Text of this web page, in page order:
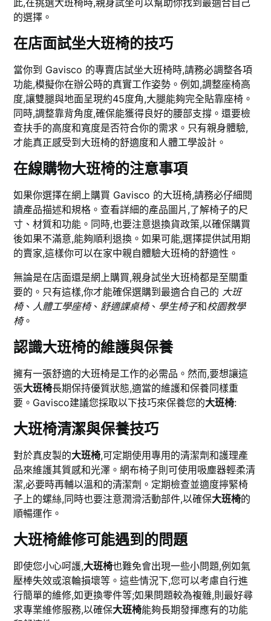
的選擇。
在店面試坐大班椅的技巧
當你到 Gavisco 的專賣店試坐大班椅時,請務必調整各項
功能,模擬你在辦公時的真實工作姿勢。例如,調整座椅高
度,讓雙腿與地面呈現約45度角,大腿能夠完全貼靠座椅。
同時,調整靠背角度,確保能獲得良好的腰部支撐。還要檢
查扶手的高度和寬度是否符合你的需求。只有親身體驗,
才能真正感受到大班椅的舒適度和人體工學設計。
在線購物大班椅的注意事項
如果你選擇在網上購買 Gavisco 的大班椅,請務必仔細閱
讀產品描述和規格。查看詳細的產品圖片,了解椅子的尺
寸、材質和功能。同時,也要注意退換貨政策,以確保購買
後如果不滿意,能夠順利退換。如果可能,選擇提供試用期
的賣家,這樣你可以在家中親自體驗大班椅的舒適性。
無論是在店面還是網上購買,親身試坐大班椅都是至關重
要的。只有這樣,你才能確保選購到最適合自己的 大班
椅、 人體工學座椅、 舒適課桌椅、 學生椅子和校園教學
椅。
認識大班椅的維護與保養
擁有一張舒適的大班椅是工作的必需品。然而,要想讓這
張大班椅長期保持優質狀態,適當的維護和保養同樣重
要。Gavisco建議您採取以下技巧來保養您的大班椅:
大班椅清潔與保養技巧
對於真皮製的大班椅,可定期使用專用的清潔劑和護理產
品來維護其質感和光澤。網布椅子則可使用吸塵器輕柔清
潔,必要時再輔以溫和的清潔劑。定期檢查並適度擰緊椅
子上的螺絲,同時也要注意潤滑活動部件,以確保大班椅的
順暢運作。
大班椅維修可能遇到的問題
即使您小心呵護,大班椅也難免會出現一些小問題,例如氣
壓棒失效或滾輪損壞等。這些情況下,您可以考慮自行進
行簡單的維修,如更換零件等;如果問題較為複雜,則最好尋
求專業維修服務,以確保大班椅能夠長期發揮應有的功能